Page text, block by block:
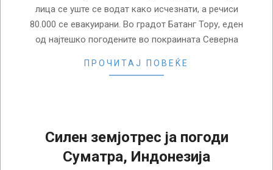
лица се уште се водат како исчезнати, а речиси
80.000 се евакуирани. Во градот Батанг Тору, еден
од најтешко погодените во покраината Северна
ПРОЧИТАЈ ПОВЕЌЕ
Силен земјотрес ја погоди
Суматра, Индонезија